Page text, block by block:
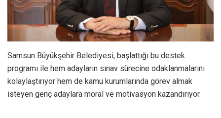
Samsun Büyükşehir Belediyesi, başlattığı bu destek
programı ile hem adayların sınav sürecine odaklanmalarını
kolaylaştırıyor hem de kamu kurumlarında görev almak
isteyen genç adaylara moral ve motivasyon kazandırıyor.